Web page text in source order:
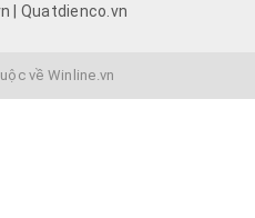
| Quatdienco.vn
về Winline.vn